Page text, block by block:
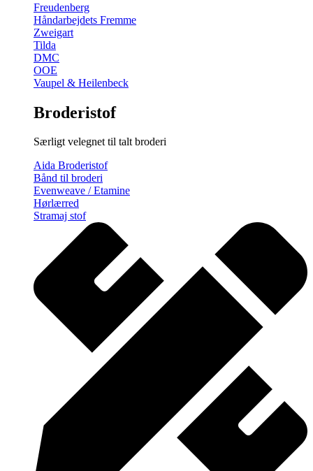
Freudenberg
Håndarbejdets Fremme
Zweigart
Tilda
DMC
OOE
Vaupel & Heilenbeck
Broderistof
Særligt velegnet til talt broderi
Aida Broderistof
Bånd til broderi
Evenweave / Etamine
Hørlærred
Stramaj stof